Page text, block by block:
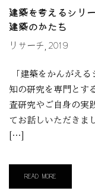
建築を考えるシリ
建築のかたち
リサーチ , 2019
「建築をかんがえ
知の研究を専門とす
査研究やご自身の実
てお話しいただきま
[…]
READ MORE